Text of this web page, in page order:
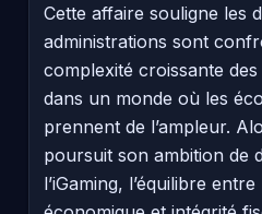
Cette affaire souligne les
administrations sont
complexité croissante
dans un monde où les
prennent de l’ampleur.
poursuit son ambition de
l’iGaming, l’équilibre